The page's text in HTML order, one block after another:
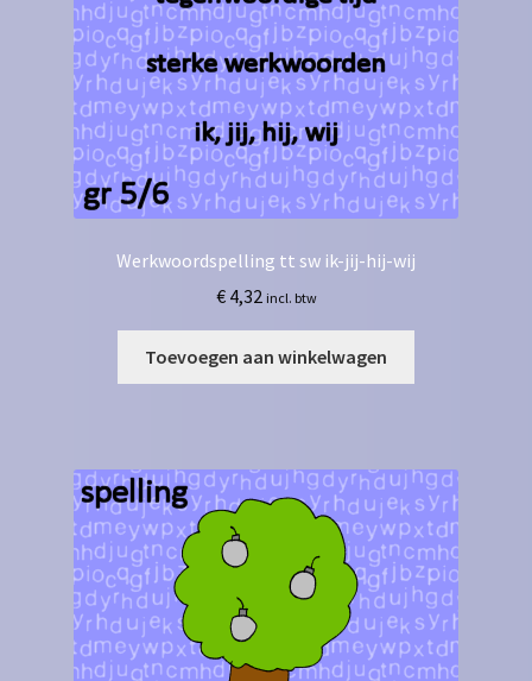
Werkwoordspelling tt sw ik-jij-hij-wij
€4,32 incl. btw
Toevoegen aan winkelwagen